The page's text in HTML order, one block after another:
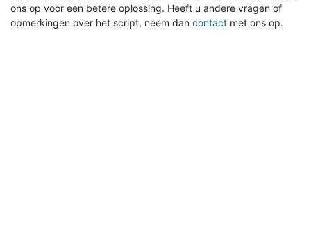
ons op voor een betere oplossing. Heeft u andere vragen of
opmerkingen over het script, neem dan contact met ons op.